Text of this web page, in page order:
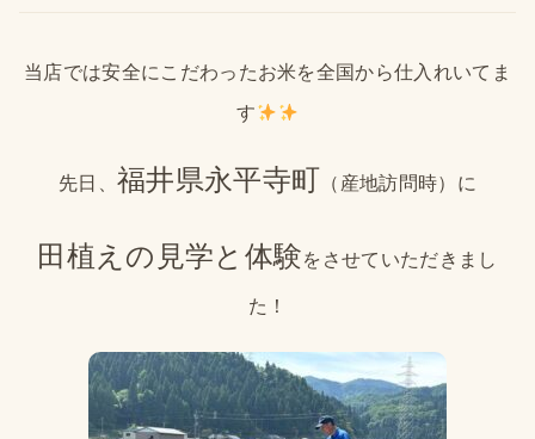
当店では安全にこだわったお米を全国から仕入れいてま
す
先日、福井県永平寺町 （産地訪問時）に
田植えの見学と体験をさせていただきまし
た！